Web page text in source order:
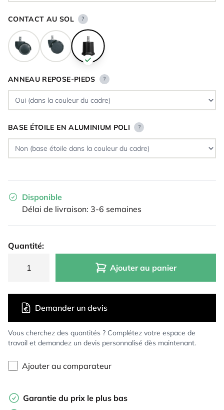
CONTACT AU SOL ?
ANNEAU REPOSE-PIEDS ?
BASE ÉTOILE EN ALUMINIUM POLI ?
Disponible
Délai de livraison: 3-6 semaines
Quantité:
Ajouter au panier
Vous cherchez des quantités ? Complétez votre espace de
travail et demandez un devis personnalisé dès maintenant.
Demander un devis
Ajouter au comparateur
Garantie du prix le plus bas